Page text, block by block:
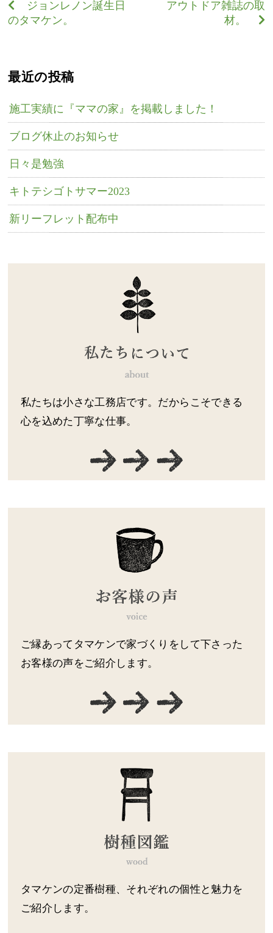
ジョンレノン誕生日
のタマケン。
アウトドア雑誌の取
材。
最近の投稿
施工実績に『ママの家』を掲載しました！
ブログ休止のお知らせ
日々是勉強
キトテシゴトサマー2023
新リーフレット配布中
私たちは小さな工務店です。だからこそできる
心を込めた丁寧な仕事。
ご縁あってタマケンで家づくりをして下さった
お客様の声をご紹介します。
タマケンの定番樹種、それぞれの個性と魅力を
ご紹介します。